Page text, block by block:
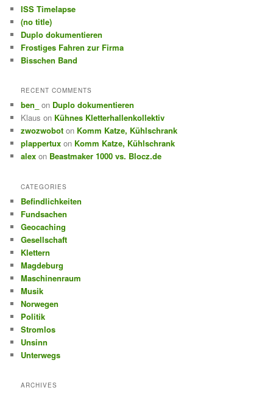
h
ISS Timelapse
(no title)
Duplo dokumentieren
Frostiges Fahren zur Firma
Bisschen Band
RECENT COMMENTS
ben_ on Duplo dokumentieren
Klaus on Kühnes Kletterhallenkollektiv
zwozwobot on Komm Katze, Kühlschrank
plappertux on Komm Katze, Kühlschrank
alex on Beastmaker 1000 vs. Blocz.de
CATEGORIES
Befindlichkeiten
Fundsachen
Geocaching
Gesellschaft
Klettern
Magdeburg
Maschinenraum
Musik
Norwegen
Politik
Stromlos
Unsinn
Unterwegs
ARCHIVES